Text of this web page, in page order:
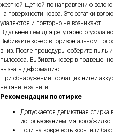
жесткой щеткой по направлению
на поверхности ковра. Это остатки
удаляются и повторно не возникают.
В дальнейшем для регулярного ухода
Выбивайте ковер в горизонтальном
вниз. После процедуры соберите пыль
пылесоса. Выбивать ковер в
вызвать деформацию.
При обнаружении торчащих нитей
не тяните за нити.
Рекомендации по стирке
Допускается деликатная
использованием мягкого/
Если на ковре есть косы или